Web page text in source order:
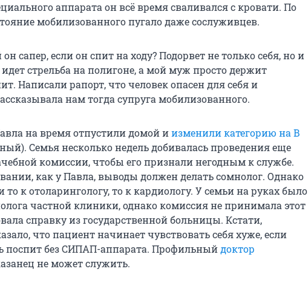
аппарата он всё время сваливался с кровати. По
мобилизованного пугало даже сослуживцев.
сапер, если он спит на ходу? Подорвет не только себя, но и
стрельба на полигоне, а мой муж просто держит
Написали рапорт, что человек опасен для себя и
нам тогда супруга мобилизованного.
на время отпустили домой иизменили категорию на В
Семья несколько недель добивалась проведения еще
комиссии, чтобы его признали негодным к службе.
как у Павла, выводы должен делать сомнолог. Однако
то к отоларингологу, то к кардиологу. У семьи на руках было
частной клиники, однако комиссия не принимала этот
справку из государственной больницы. Кстати,
что пациент начинает чувствовать себя хуже, если
поспит без СИПАП-аппарата. Профильныйдоктор
не может служить.